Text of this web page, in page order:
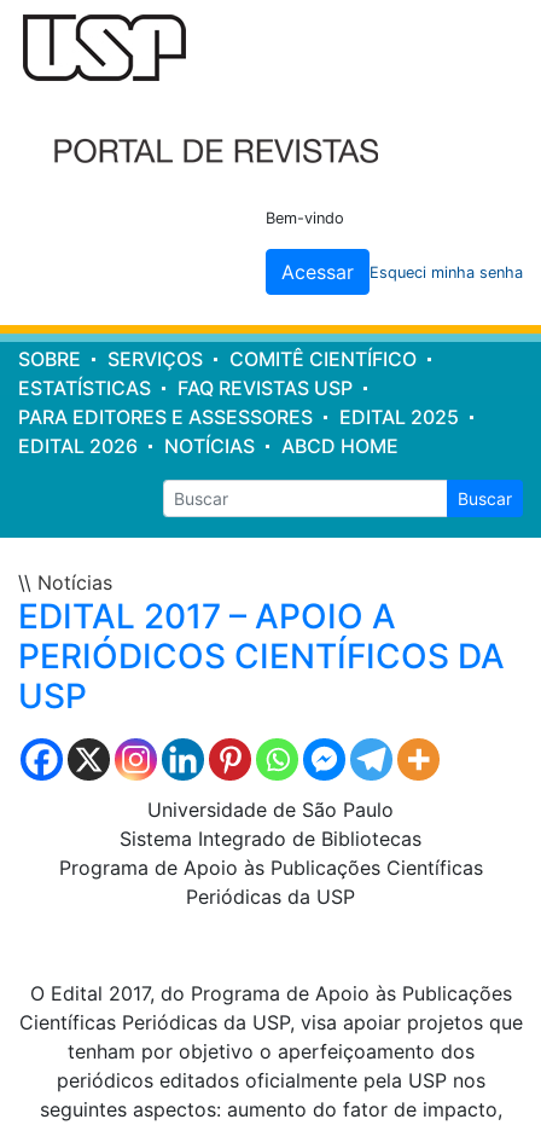
Cabeçalho
site
Bem-vindo
Acessar Esqueci minha senha
Menu
principal
SOBRE SERVIÇOS
COMITÊ CIENTÍFICO
ESTATÍSTICAS
FAQ REVISTAS USP
PARA EDITORES E ASSESSORES
EDITAL 2025
EDITAL 2026
NOTÍCIAS ABCD HOME
Buscar
\\ Notícias
EDITAL 2017 – APOIO A
PERIÓDICOS CIENTÍFICOS DA
USP
Universidade de São Paulo
Sistema Integrado de Bibliotecas
Programa de Apoio às Publicações Científicas
Periódicas da USP
O Edital 2017, do Programa de Apoio às Publicações
Científicas Periódicas da USP, visa apoiar projetos que
tenham por objetivo o aperfeiçoamento dos
periódicos editados oficialmente pela USP nos
seguintes aspectos: aumento do fator de impacto,